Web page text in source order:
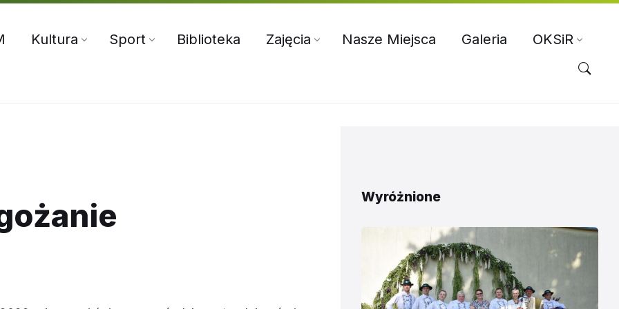
Kultura Sport Biblioteka Zajęcia Nasze Miejsca Galeria OKSiR
Wyróżnione